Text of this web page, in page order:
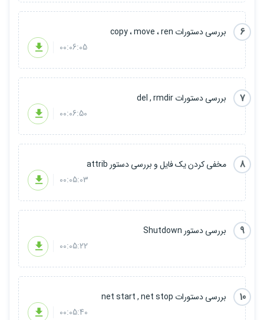
6
بررسی دستورات copy ، move ، ren
00:06:05
7
بررسی دستورات del , rmdir
00:06:50
8
مخفی کردن یک فایل و بررسی دستور attrib
00:05:03
9
بررسی دستور Shutdown
00:05:22
10
بررسی دستورات net start , net stop
00:05:40